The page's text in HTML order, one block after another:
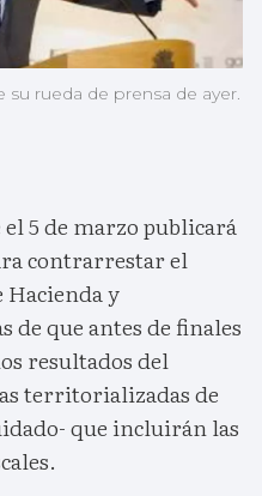
rueda de prensa de ayer.
5 de marzo publicará
contrarrestar el
y
que antes de finales
resultados del
territorializadas de
que incluirán las